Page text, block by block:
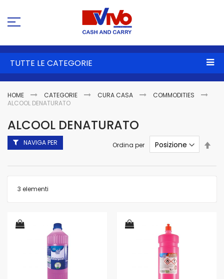
TUTTE LE CATEGORIE
HOME CATEGORIE CURA CASA
COMMODITIES
ALCOOL DENATURATO
ALCOOL DENATURATO
3 elementi
Ordina per
NAVIGA PER